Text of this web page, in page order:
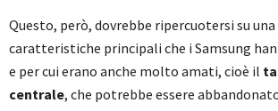
Questo, però, dovrebbe ripercuotersi su
caratteristiche principali che i Samsung
e per cui erano anche molto amati, cioè il
centrale, che potrebbe essere